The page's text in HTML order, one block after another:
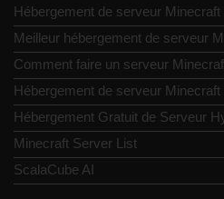
Hébergement de serveur Minecraft
Meilleur hébergement de serveur
Comment faire un serveur
Hébergement de serveur Minecraft
Hébergement Gratuit de Serveur
Minecraft Server List
ScalaCube AI